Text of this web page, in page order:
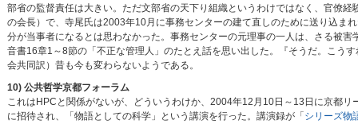
部省の監督責任は大きい。ただ文部省の天下り組織というわけではなく、官僚
の会長）で、寺尾氏は2003年10月に事務センターの建て直しのために送り込ま
分が当事者になるとは思わなかった。事務センターの元理事の一人は、さる被
音書16章1～8節の「不正な管理人」のたとえ話を思い出した。『そうだ。こう
会共同訳）昔も今も変わらないようである。
10) 公共哲学京都フォーラム
これはHPCと関係がないが、どういうわけか、2004年12月10日～13日に京都リ
に招待され、「物語としての科学」という講演を行った。講演録が「 シリーズ物